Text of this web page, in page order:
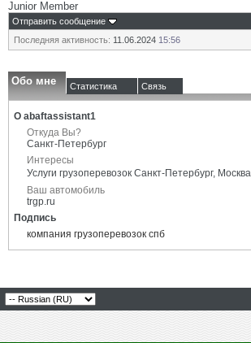
Junior Member
Отправить сообщение
Последняя активность: 11.06.2024 15:56
Обо мне Статистика Связь
О abaftassistant1
Откуда Вы?
Санкт-Петербург
Интересы
Услуги грузоперевозок Санкт-Петербург,
Ваш автомобиль
trgp.ru
Подпись
компания грузоперевозок спб